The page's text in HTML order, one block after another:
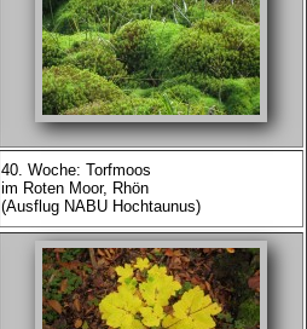
40. Woche: Torfmoos
im Roten Moor, Rhön
(Ausflug NABU Hochtaunus)